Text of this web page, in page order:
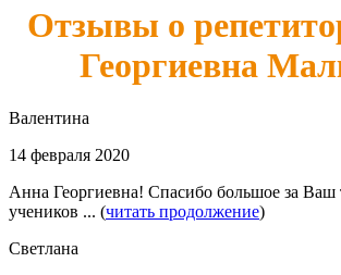
Отзывы о
Георгиевна
Валентина
14 февраля 2020
Анна Георгиевна! Спасибо большое за Ваш
учеников ... (читать продолжение)
Светлана